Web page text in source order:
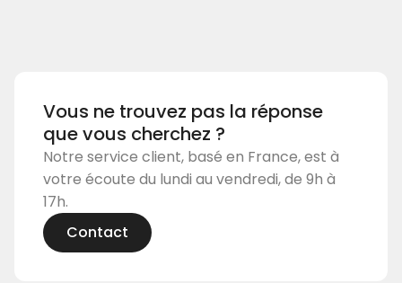
Vous ne trouvez pas la réponse
que vous cherchez ?
Notre service client, basé en France, est à
votre écoute du lundi au vendredi, de 9h à
17h.
Contact